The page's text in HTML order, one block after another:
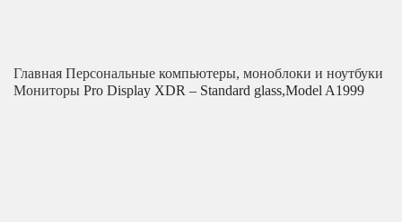
Главная Персональные компьютеры, моноблоки и ноутбуки
Мониторы Pro Display XDR – Standard glass,Model A1999